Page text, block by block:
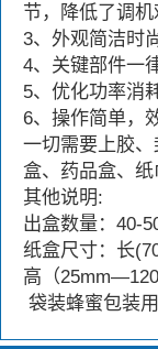
节，降低了调机
3、外观简洁时尚
4、关键部件一
5、优化功率消
6、操作简单，
一切需要上胶
盒、药品盒、纸
其他说明:
出盒数量：40-
纸盒尺寸：长
高（
袋装蜂蜜包装